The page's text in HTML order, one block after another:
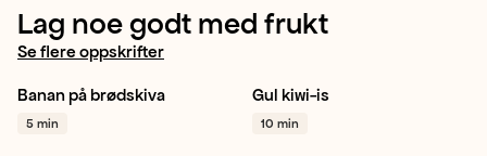
Lag noe godt med frukt
Se flere oppskrifter
Banan Frokost Kjapt
Banan på brødskiva
5 min
Gul kiwi
+ 1
Gul kiwi-is
10 min